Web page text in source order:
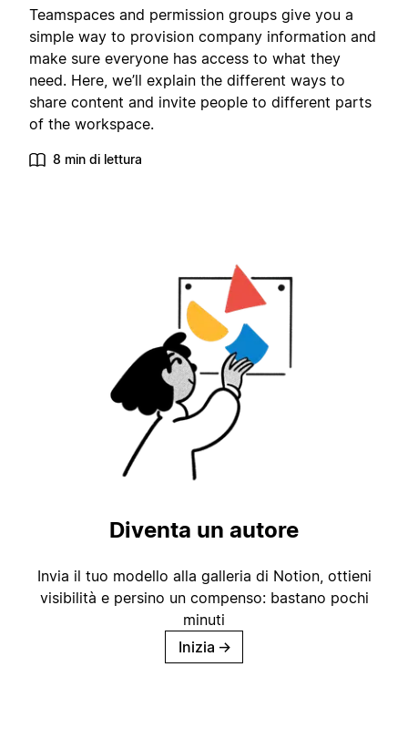
Teamspaces and permission groups give you a
simple way to provision company information and
make sure everyone has access to what they
need. Here, we’ll explain the different ways to
share content and invite people to different parts
of the workspace.
8 min di lettura
Diventa un autore
Invia il tuo modello alla galleria di Notion, ottieni
visibilità e persino un compenso: bastano pochi
minuti
Inizia →